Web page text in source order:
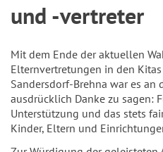
und -vertreter
Mit dem Ende der aktuellen
Elternvertretungen in den
Sandersdorf-Brehna war es an
ausdrücklich Danke zu sagen:
Unterstützung und das stets
Kinder, Eltern und